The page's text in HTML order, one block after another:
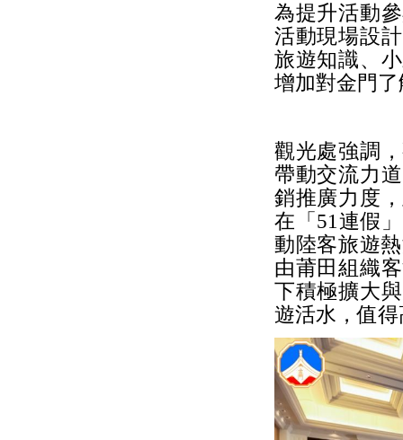
為提升活動
活動現場設
旅遊知識、
增加對金門
觀光處強調
帶動交流力
銷推廣力度
在「51連假
動陸客旅遊
由莆田組織
下積極擴大
遊活水，值